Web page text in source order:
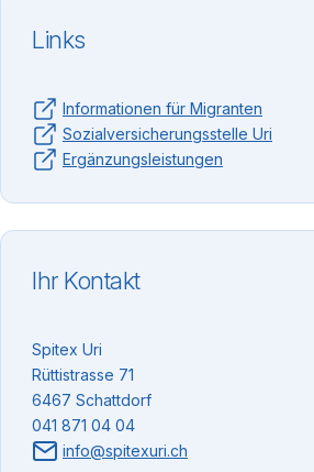
Links
Informationen für Migranten
Sozialversicherungsstelle Uri
Ergänzungsleistungen
Ihr Kontakt
Spitex Uri
Rüttistrasse 71
6467 Schattdorf
041 871 04 04
info@spitexuri.ch